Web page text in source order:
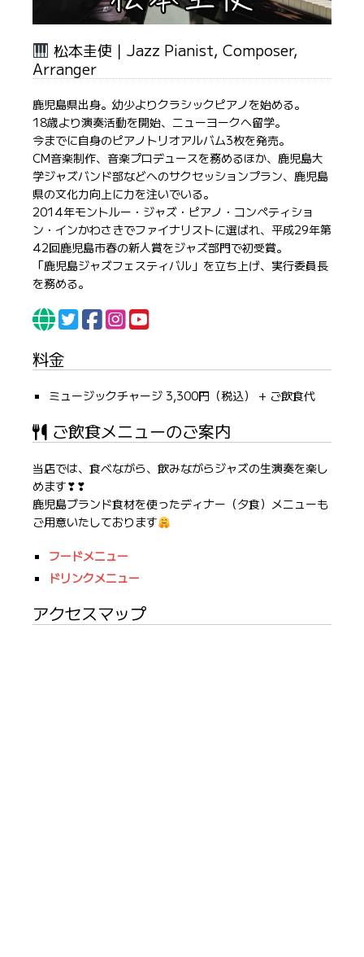
松本圭使｜Jazz Pianist, Composer,
Arranger
鹿児島県出身。幼少よりクラシックピアノを始める。
18歳より演奏活動を開始、ニューヨークへ留学。
今までに自身のピアノトリオアルバム3枚を発売。
CM音楽制作、音楽プロデュースを務めるほか、鹿児島大
学ジャズバンド部などへのサクセッションプラン、鹿児島
県の文化力向上に力を注いでいる。
2014年モントルー・ジャズ・ピアノ・コンペティショ
ン・インかわさきでファイナリストに選ばれ、平成29年第
42回鹿児島市春の新人賞をジャズ部門で初受賞。
「鹿児島ジャズフェスティバル」を立ち上げ、実行委員長
を務める。
料金
ミュージックチャージ 3,300円（税込） + ご飲食代
ご飲食メニューのご案内
当店では、食べながら、飲みながらジャズの生演奏を楽し
めます❣❣
鹿児島ブランド食材を使ったディナー（夕食）メニューも
ご用意いたしております
フードメニュー
ドリンクメニュー
アクセスマップ